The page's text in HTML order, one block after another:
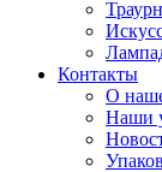
Контакты
О
Наши